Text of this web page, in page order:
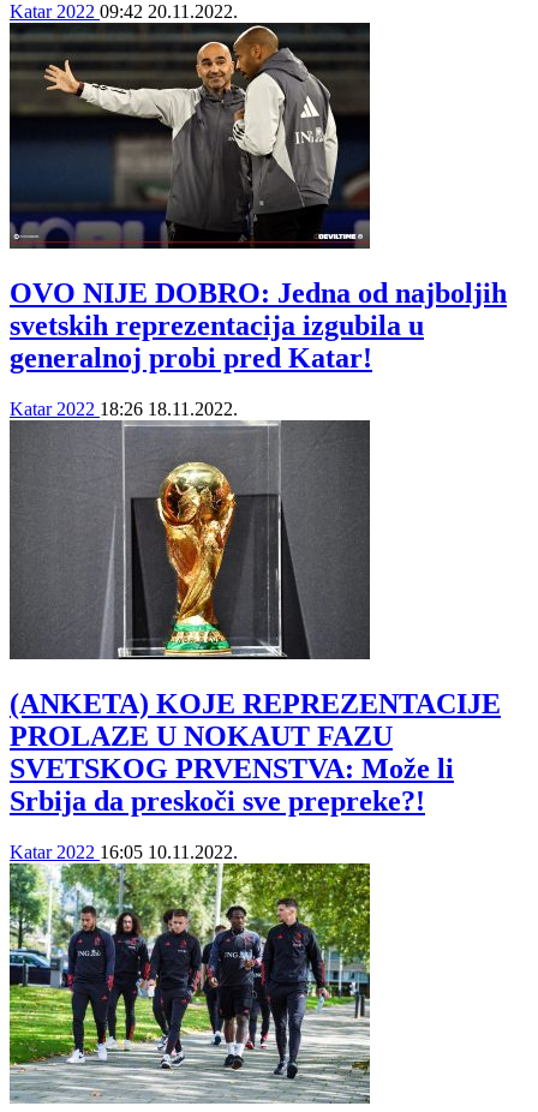
Katar 2022 09:42 20.11.2022.
OVO NIJE DOBRO: Jedna od najboljih
svetskih reprezentacija izgubila u
generalnoj probi pred Katar!
Katar 2022 18:26 18.11.2022.
(ANKETA) KOJE REPREZENTACIJE
PROLAZE U NOKAUT FAZU
SVETSKOG PRVENSTVA: Može li
Srbija da preskoči sve prepreke?!
Katar 2022 16:05 10.11.2022.